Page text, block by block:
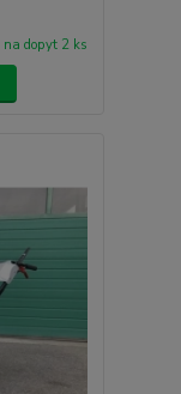
na dopyt 2 ks